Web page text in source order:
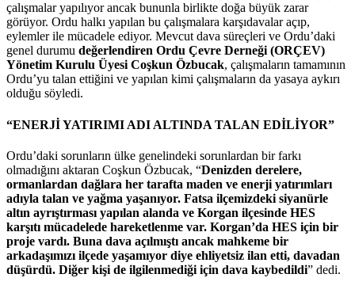
çalışmalar yapılıyor ancak bununla birlikte doğa büyük zarar
görüyor. Ordu halkı yapılan bu çalışmalara karşıdavalar açıp,
eylemler ile mücadele ediyor. Mevcut dava süreçleri ve Ordu’daki
genel durumu değerlendiren Ordu Çevre Derneği (ORÇEV)
Yönetim Kurulu Üyesi Coşkun Özbucak, çalışmaların tamamının
Ordu’yu talan ettiğini ve yapılan kimi çalışmaların da yasaya aykırı
olduğu söyledi.
“ENERJİ YATIRIMI ADI ALTINDA TALAN EDİLİYOR”
Ordu’daki sorunların ülke genelindeki sorunlardan bir farkı
olmadığını aktaran Coşkun Özbucak, “Denizden derelere,
ormanlardan dağlara her tarafta maden ve enerji yatırımları
adıyla talan ve yağma yaşanıyor. Fatsa ilçemizdeki siyanürle
altın ayrıştırması yapılan alanda ve Korgan ilçesinde HES
karşıtı mücadelede hareketlenme var. Korgan’da HES için bir
proje vardı. Buna dava açılmıştı ancak mahkeme bir
arkadaşımızı ilçede yaşamıyor diye ehliyetsiz ilan etti, davadan
düşürdü. Diğer kişi de ilgilenmediği için dava kaybedildi” dedi.